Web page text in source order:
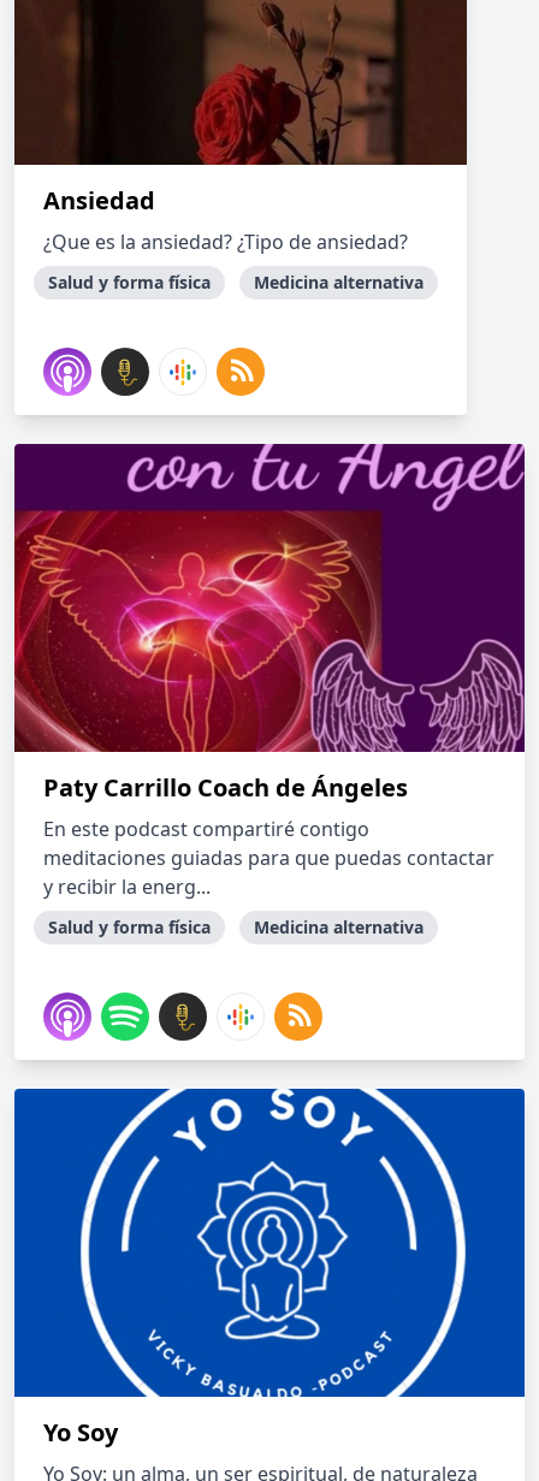
Ansiedad
¿Que es la ansiedad? ¿Tipo de ansiedad?
Salud y forma física Medicina alternativa
Paty Carrillo Coach de Ángeles
En este podcast compartiré contigo
meditaciones guiadas para que puedas contactar
y recibir la energ...
Salud y forma física Medicina alternativa
Yo Soy
Yo Soy: un alma, un ser espiritual, de naturaleza